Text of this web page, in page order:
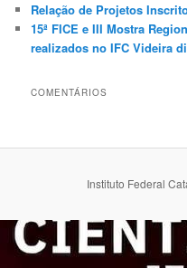
Relação de Projetos
15ª FICE e III Mostra
realizados no IFC Videira
COMENTÁRIOS
Instituto Federal